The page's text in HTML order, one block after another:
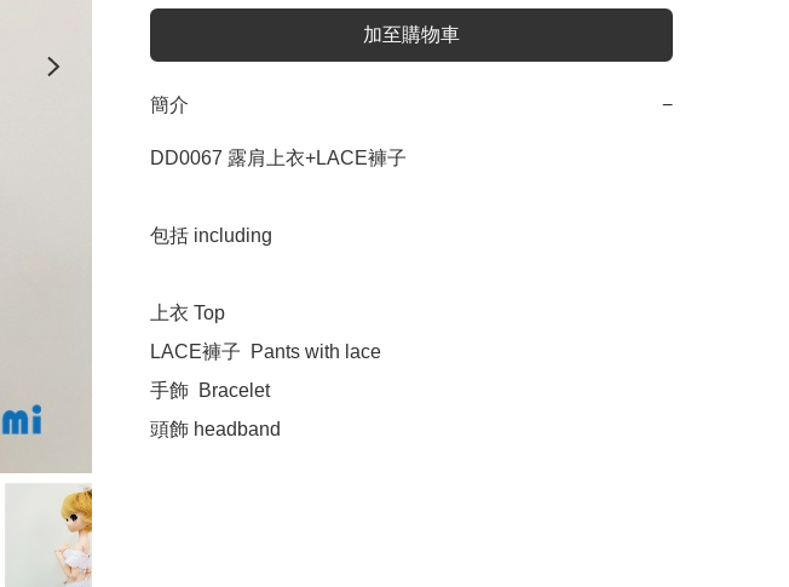
加至購物車
簡介 −
DD0067 露肩上衣+LACE褲子
包括 including
上衣 Top
LACE褲子  Pants with lace
手飾  Bracelet
頭飾 headband